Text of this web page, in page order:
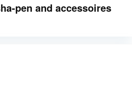
pen and accessoires